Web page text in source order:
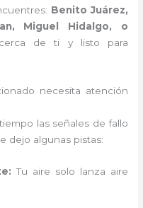
Benito Juárez,
Miguel Hidalgo, o
de ti y listo para
necesita atención
las señales de fallo
dejo algunas pistas:
Tu aire solo lanza aire